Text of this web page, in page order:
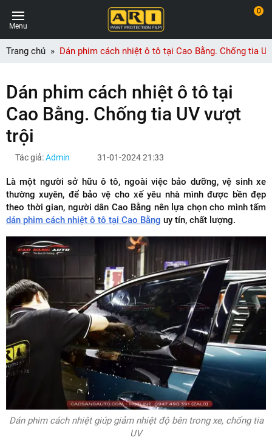
Menu
0
Trang chủ Dán phim cách nhiệt ô tô tại Cao Bằng. Chống tia
Dán phim cách nhiệt ô tô tại
Cao Bằng. Chống tia UV vượt
trội
Tác giả:Admin 31-01-2024 21:33
Là một người sở hữu ô tô, ngoài việc bảo dưỡng, vệ sinh xe
thường xuyên, để bảo vệ cho xế yêu nhà mình được bền đẹp
theo thời gian, người dân Cao Bằng nên lựa chọn cho mình tấm
dán phim cách nhiệt ô tô tại Cao Bằng uy tín, chất lượng.
Dán phim cách nhiệt giúp giảm nhiệt độ bên trong xe, chống tia
UV